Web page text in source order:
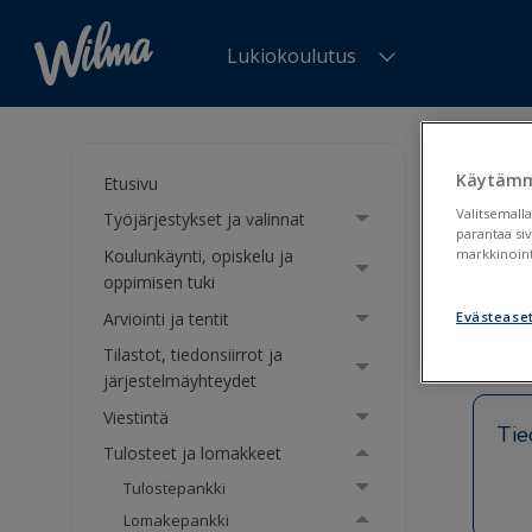
Lukiokoulutus
Etusivu
Työjärjestykset ja valinnat
Koulunkäynti, opiskelu ja
oppimisen tuki
Arviointi ja tentit
Tilastot, tiedonsiirrot ja
järjestelmäyhteydet
Viestintä
Tulosteet ja lomakkeet
Tulostepankki
Lomakepankki
parantaa